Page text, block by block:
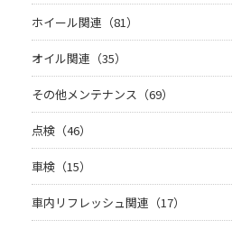
ホイール関連（81）
オイル関連（35）
その他メンテナンス（69）
点検（46）
車検（15）
車内リフレッシュ関連（17）